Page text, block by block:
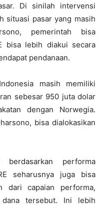
Di sinilah intervensi
situasi pasar yang masih
pemerintah bisa
bisa lebih diakui secara
pendanaan.
masih memiliki
sebesar 950 juta dolar
dengan Norwegia.
bisa dialokasikan
berdasarkan performa
seharusnya juga bisa
dari capaian performa,
dana tersebut. Ini lebih